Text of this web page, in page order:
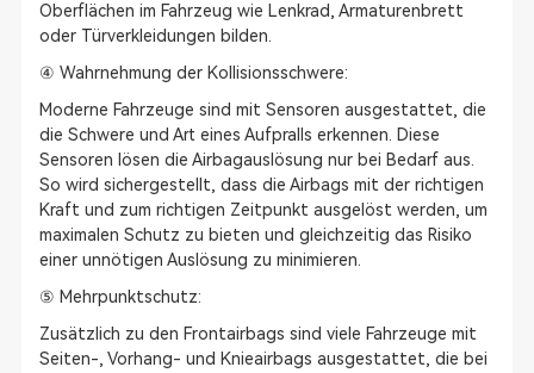
Oberflächen im Fahrzeug wie Lenkrad, Armaturenbrett
oder Türverkleidungen bilden.
④ Wahrnehmung der Kollisionsschwere:
Moderne Fahrzeuge sind mit Sensoren ausgestattet, die
die Schwere und Art eines Aufpralls erkennen. Diese
Sensoren lösen die Airbagauslösung nur bei Bedarf aus.
So wird sichergestellt, dass die Airbags mit der richtigen
Kraft und zum richtigen Zeitpunkt ausgelöst werden, um
maximalen Schutz zu bieten und gleichzeitig das Risiko
einer unnötigen Auslösung zu minimieren.
⑤ Mehrpunktschutz:
Zusätzlich zu den Frontairbags sind viele Fahrzeuge mit
Seiten-, Vorhang- und Knieairbags ausgestattet, die bei